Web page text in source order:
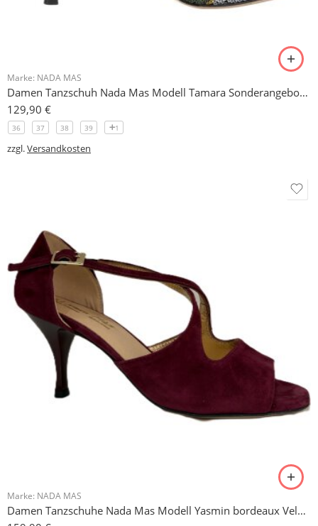
Marke: NADA MAS
Damen Tanzschuh Nada Mas Modell Tamara Sonderangebot in 38
129,90 €
36 37 38 39 1
zzgl.Versandkosten
Marke: NADA MAS
Damen Tanzschuhe Nada Mas Modell Yasmin bordeaux Velours 7 cm